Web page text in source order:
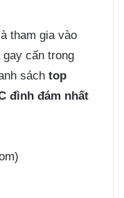
tham gia vào
gay cấn trong
sách top
đình đám nhất